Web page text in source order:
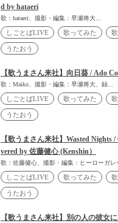
d by hataeri
歌：hataeri、撮影・編集：早瀬将大...
しごとばLIVE 歌ってみた
うたおう
【歌うまさん来社】向日葵 / Ado
歌：Maiko、撮影・編集：早瀬将大、録...
しごとばLIVE 歌ってみた
うたおう
【歌うまさん来社】Wasted Nights
vered by 佐藤健心 (Kenshin）
歌：佐藤健心、撮影・編集：ヒーローガレ
しごとばLIVE 歌ってみた
うたおう
【歌うまさん来社】別の人の彼女